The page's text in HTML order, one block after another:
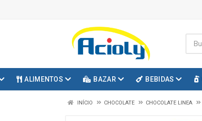
ALIMENTOS BAZAR BEBIDAS
INÍCIO CHOCOLATE CHOCOLATE LINEA